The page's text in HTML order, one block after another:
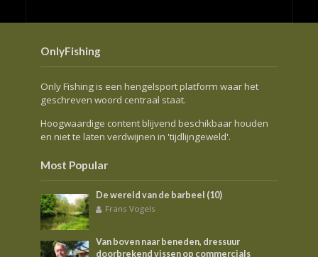
OnlyFishing
Only Fishing is een hengelsport platform waar het
geschreven woord centraal staat.
Hoogwaardige content blijvend beschikbaar houden
en niet te laten verdwijnen in 'tijdlijngeweld'.
Most Popular
De wereld van de barbeel (10)
Frans Vogels
Van boven naar beneden, dressuur
doorbrekend vissen op commercials